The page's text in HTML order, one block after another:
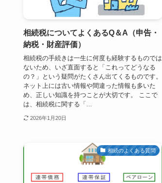
相続税についてよくあるQ＆A（申告・
納税・財産評価）
相続税の手続きは一生に何度も経験するものでは
ないため、いざ直面すると「これってどうなる
の？」という疑問がたくさん出てくるものです。
ネット上には古い情報や間違った情報も多いた
め、正しい知識を持つことが大切です。 ここで
は、相続税に関する「...
2026年1月20日
相続のよくある質問